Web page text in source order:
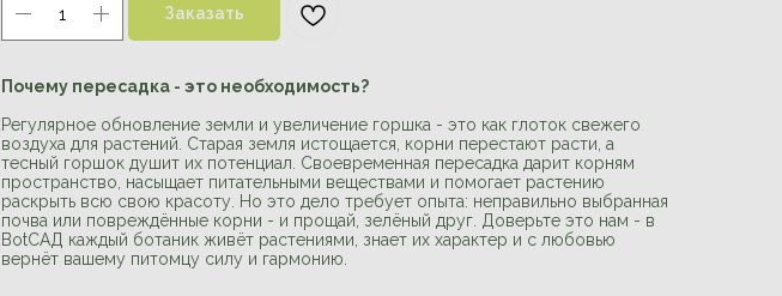
Заказать
Почему пересадка - это необходимость?
Регулярное обновление земли и увеличение горшка - это как глоток свежего
воздуха для растений. Старая земля истощается, корни перестают расти, а
тесный горшок душит их потенциал. Своевременная пересадка дарит корням
пространство, насыщает питательными веществами и помогает растению
раскрыть всю свою красоту. Но это дело требует опыта: неправильно выбранная
почва или повреждённые корни - и прощай, зелёный друг. Доверьте это нам - в
BotСАД каждый ботаник живёт растениями, знает их характер и с любовью
вернёт вашему питомцу силу и гармонию.